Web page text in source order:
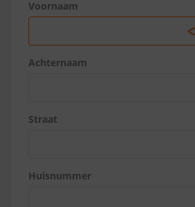
Voornaam
Achternaam
Straat
Huisnummer